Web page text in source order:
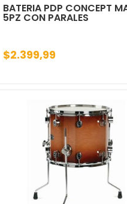
BATERIA PDP CONCEPT
5PZ CON PARALES
$2.399,99